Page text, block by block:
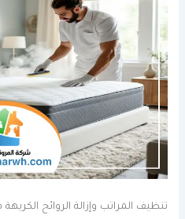
تنظيف المراتب وإزالة الروائح